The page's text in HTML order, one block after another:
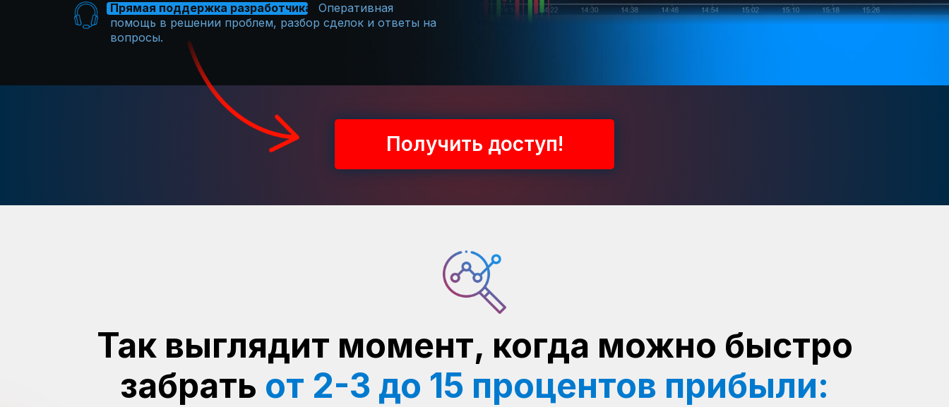
Прямая поддержка разработчика
Оперативная
помощь в решении проблем, разбор сделок и ответы на
вопросы.
Получить доступ!
Так выглядит момент, когда можно быстро
забрать от 2-3 до 15 процентов прибыли: